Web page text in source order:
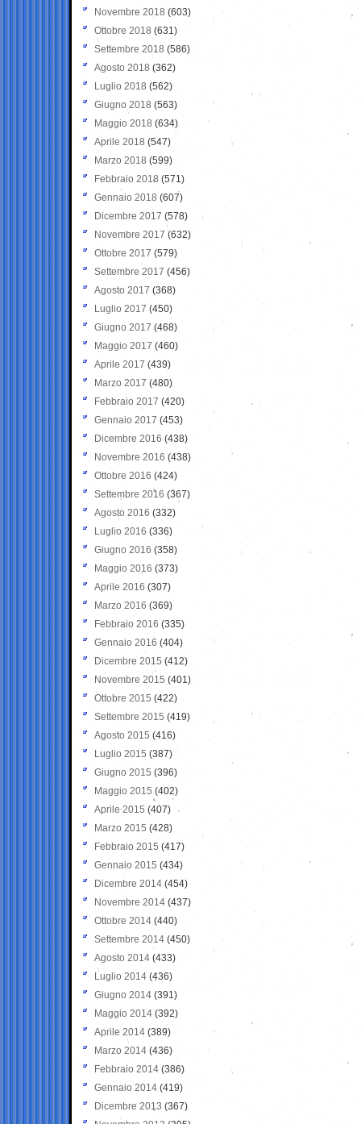
Novembre 2018 (603)
Ottobre 2018 (631)
Settembre 2018 (586)
Agosto 2018 (362)
Luglio 2018 (562)
Giugno 2018 (563)
Maggio 2018 (634)
Aprile 2018 (547)
Marzo 2018 (599)
Febbraio 2018 (571)
Gennaio 2018 (607)
Dicembre 2017 (578)
Novembre 2017 (632)
Ottobre 2017 (579)
Settembre 2017 (456)
Agosto 2017 (368)
Luglio 2017 (450)
Giugno 2017 (468)
Maggio 2017 (460)
Aprile 2017 (439)
Marzo 2017 (480)
Febbraio 2017 (420)
Gennaio 2017 (453)
Dicembre 2016 (438)
Novembre 2016 (438)
Ottobre 2016 (424)
Settembre 2016 (367)
Agosto 2016 (332)
Luglio 2016 (336)
Giugno 2016 (358)
Maggio 2016 (373)
Aprile 2016 (307)
Marzo 2016 (369)
Febbraio 2016 (335)
Gennaio 2016 (404)
Dicembre 2015 (412)
Novembre 2015 (401)
Ottobre 2015 (422)
Settembre 2015 (419)
Agosto 2015 (416)
Luglio 2015 (387)
Giugno 2015 (396)
Maggio 2015 (402)
Aprile 2015 (407)
Marzo 2015 (428)
Febbraio 2015 (417)
Gennaio 2015 (434)
Dicembre 2014 (454)
Novembre 2014 (437)
Ottobre 2014 (440)
Settembre 2014 (450)
Agosto 2014 (433)
Luglio 2014 (436)
Giugno 2014 (391)
Maggio 2014 (392)
Aprile 2014 (389)
Marzo 2014 (436)
Febbraio 2014 (386)
Gennaio 2014 (419)
Dicembre 2013 (367)